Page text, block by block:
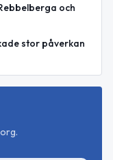
och
stor påverkan